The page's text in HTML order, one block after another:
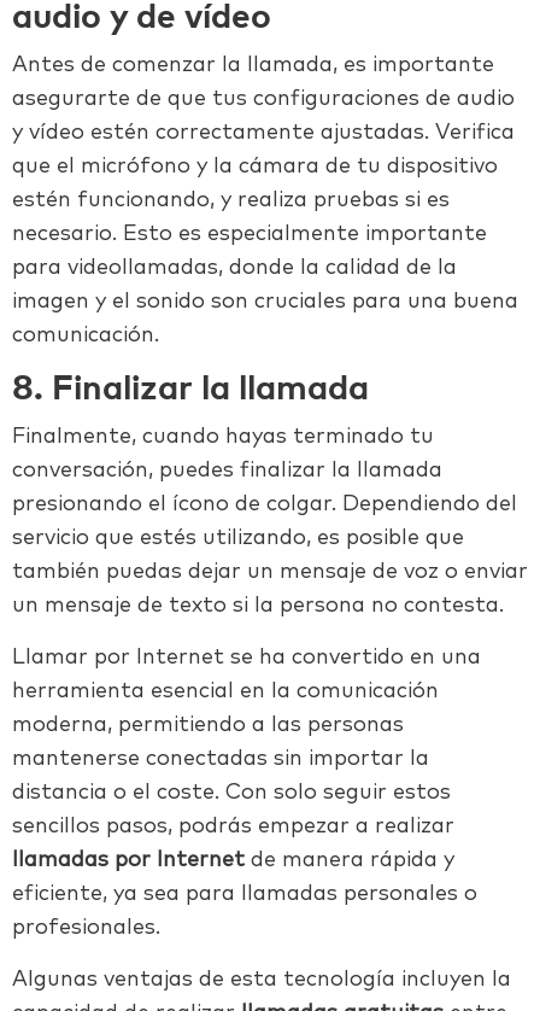
audio y de vídeo
Antes de comenzar la llamada, es importante
asegurarte de que tus configuraciones de audio
y vídeo estén correctamente ajustadas. Verifica
que el micrófono y la cámara de tu dispositivo
estén funcionando, y realiza pruebas si es
necesario. Esto es especialmente importante
para videollamadas, donde la calidad de la
imagen y el sonido son cruciales para una buena
comunicación.
8. Finalizar la llamada
Finalmente, cuando hayas terminado tu
conversación, puedes finalizar la llamada
presionando el ícono de colgar. Dependiendo del
servicio que estés utilizando, es posible que
también puedas dejar un mensaje de voz o enviar
un mensaje de texto si la persona no contesta.
Llamar por Internet se ha convertido en una
herramienta esencial en la comunicación
moderna, permitiendo a las personas
mantenerse conectadas sin importar la
distancia o el coste. Con solo seguir estos
sencillos pasos, podrás empezar a realizar
llamadas por Internet de manera rápida y
eficiente, ya sea para llamadas personales o
profesionales.
Algunas ventajas de esta tecnología incluyen la